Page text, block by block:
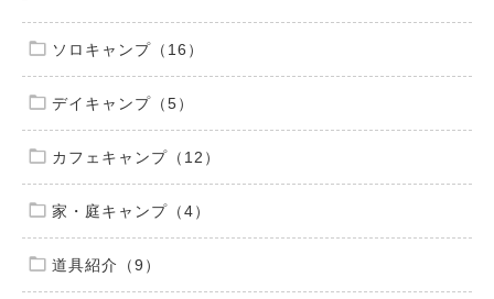
ソロキャンプ（16）
デイキャンプ（5）
カフェキャンプ（12）
家・庭キャンプ（4）
道具紹介（9）